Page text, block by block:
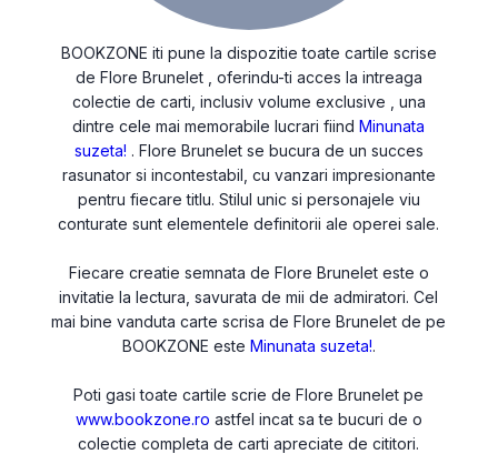
BOOKZONE iti pune la dispozitie toate cartile scrise
de Flore Brunelet , oferindu-ti acces la intreaga
colectie de carti, inclusiv volume exclusive , una
dintre cele mai memorabile lucrari fiindMinunata
suzeta! . Flore Brunelet se bucura de un succes
rasunator si incontestabil, cu vanzari impresionante
pentru fiecare titlu. Stilul unic si personajele viu
conturate sunt elementele definitorii ale operei sale.
Fiecare creatie semnata de Flore Brunelet este o
invitatie la lectura, savurata de mii de admiratori. Cel
mai bine vanduta carte scrisa de Flore Brunelet de pe
BOOKZONE este Minunata suzeta!.
Poti gasi toate cartile scrie de Flore Brunelet pe
www.bookzone.ro astfel incat sa te bucuri de o
colectie completa de carti apreciate de cititori.